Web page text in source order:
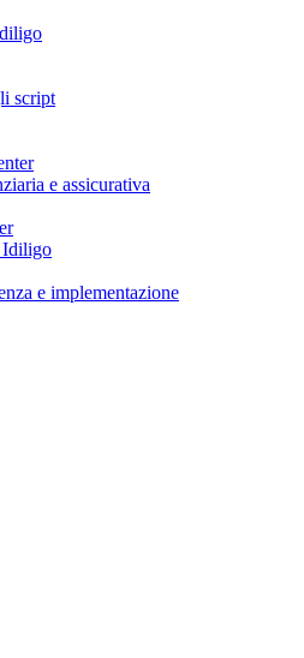
script
e assicurativa
Idiligo
e implementazione